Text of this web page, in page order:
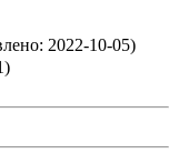
2022-10-05)